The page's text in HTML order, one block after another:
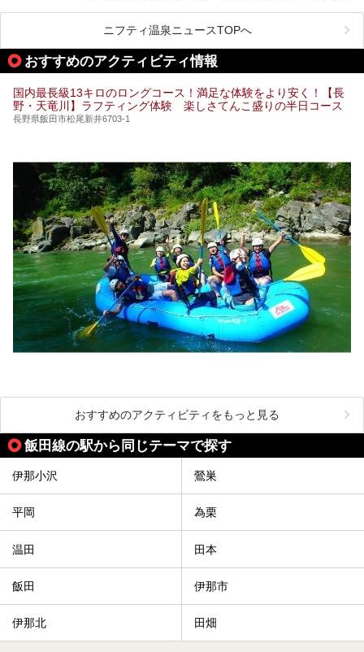
ライベートに楽しめる非日常感が味わえます。また宿泊者は
道向かいの「よろづや」の大浴場「桃山風呂」や共同浴場の
「湯田中大湯」も利用ができます。
極上のお湯に浸り上質なお料理に舌鼓、特別な日に泊まりた
い湯田中温泉「松籟荘」を、実際に宿泊した目線で紹介しま
ニフティ温泉ニュースTOPへ
おすすめのアクティビティ情報
国内最長級13キロのロングコース！満足な体験をより安く！【長
野・天竜川】ラフティング体験 楽しさてんこ盛りの半日コース
長野県飯田市松尾新井6703-1
おすすめのアクティビティをもっと見る
飯田線の駅から同じテーマで探す
伊那小沢 鶯巣
平岡 為栗
温田 田本
飯田 伊那市
伊那北 田畑